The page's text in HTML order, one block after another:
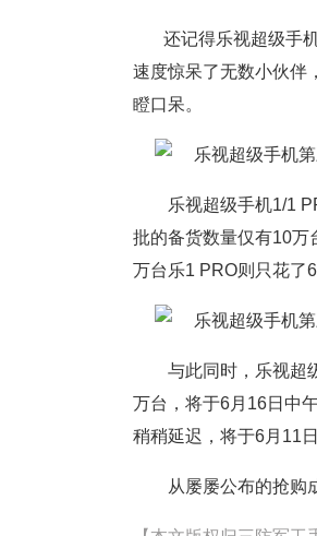
还记得乐视超级手
速度惊呆了无数小伙伴
瞪口呆。
乐视超级手机1/1
批的备货数量仅有10万
万台乐1 PRO则只花了
与此同时，乐视超
万台，将于6月16日中
稍稍延迟，将于6月11
从屡屡公布的抢购